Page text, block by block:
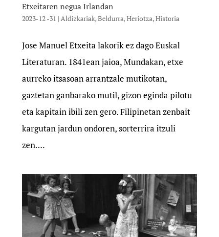
Etxeitaren negua Irlandan
2023-12 -31 | Aldizkariak,Beldurra,Heriotza,Historia
Jose Manuel Etxeita lakorik ez dago Euskal
Literaturan. 1841ean jaioa, Mundakan, etxe
aurreko itsasoan arrantzale mutikotan,
gaztetan ganbarako mutil, gizon eginda pilotu
eta kapitain ibili zen gero. Filipinetan zenbait
kargutan jardun ondoren, sorterrira itzuli
zen....